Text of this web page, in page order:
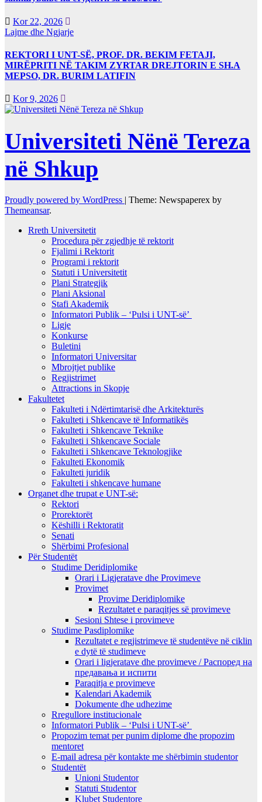
Kor 22, 2026
Lajme dhe Ngjarje
REKTORI I UNT-SË, PROF. DR. BEKIM FETAJI,
MIRËPRITI NË TAKIM ZYRTAR DREJTORIN E SH.A
MEPSO, DR. BURIM LATIFIN
Kor 9, 2026
Universiteti Nënë Tereza
në Shkup
Proudly powered by WordPress | Theme: Newspaperex by
Themeansar.
Rreth Universitetit
Procedura për zgjedhje të rektorit
Fjalimi i Rektorit
Programi i rektorit
Statuti i Universitetit
Plani Strategjik
Plani Aksional
Stafi Akademik
Informatori Publik – ‘Pulsi i UNT-së’
Ligje
Konkurse
Buletini
Informatori Universitar
Mbrojtjet publike
Regjistrimet
Attractions in Skopje
Fakultetet
Fakulteti i Ndërtimtarisë dhe Arkitekturës
Fakulteti i Shkencave të Informatikës
Fakulteti i Shkencave Teknike
Fakulteti i Shkencave Sociale
Fakulteti i Shkencave Teknologjike
Fakulteti Ekonomik
Fakulteti juridik
Fakulteti i shkencave humane
Organet dhe trupat e UNT-së:
Rektori
Prorektorët
Këshilli i Rektoratit
Senati
Shërbimi Profesional
Për Studentët
Studime Deridiplomike
Orari i Ligjeratave dhe Provimeve
Provimet
Provime Deridiplomike
Rezultatet e paraqitjes së provimeve
Sesioni Shtese i provimeve
Studime Pasdiplomike
Rezultatet e regjistrimeve të studentëve në ciklin
e dytë të studimeve
Orari i ligjeratave dhe provimeve / Распоред на
предавањa и испити
Paraqitja e provimeve
Kalendari Akademik
Dokumente dhe udhezime
Rregullore institucionale
Informatori Publik – ‘Pulsi i UNT-së’
Propozim temat per punim diplome dhe propozim
mentoret
E-mail adresa për kontakte me shërbimin studentor
Studentët
Unioni Studentor
Statuti Studentor
Klubet Studentore